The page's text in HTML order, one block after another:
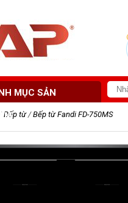
MỤC SẢN
Bếp từ / Bếp từ Fandi FD-750MS